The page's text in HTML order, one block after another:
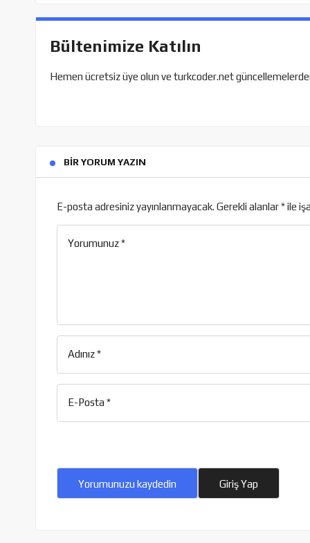
Bültenimize Katılın
Hemen ücretsiz üye olun ve turkcoder.net
BIR YORUM YAZIN
E-posta adresiniz yayınlanmayacak. Gerekli alanlar*ile
Yorumunuz*
Adınız*
E-Posta *
Yorumunuzu kaydedin Giriş Yap